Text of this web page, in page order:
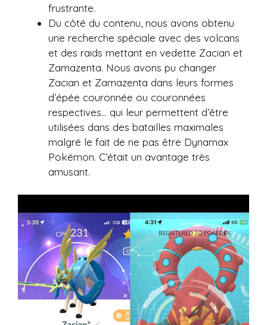
frustrante.
Du côté du contenu, nous avons obtenu
une recherche spéciale avec des volcans
et des raids mettant en vedette Zacian et
Zamazenta. Nous avons pu changer
Zacian et Zamazenta dans leurs formes
d’épée couronnée ou couronnées
respectives… qui leur permettent d’être
utilisées dans des batailles maximales
malgré le fait de ne pas être Dynamax
Pokémon. C’était un avantage très
amusant.